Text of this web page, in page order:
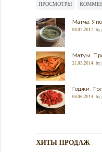
ПРОСМОТРЫ
Матча.
08.07.2017 by
Матум.
21.03.2014 by
Годжи.
06.06.2014 by
ХИТЫ ПРОДАЖ